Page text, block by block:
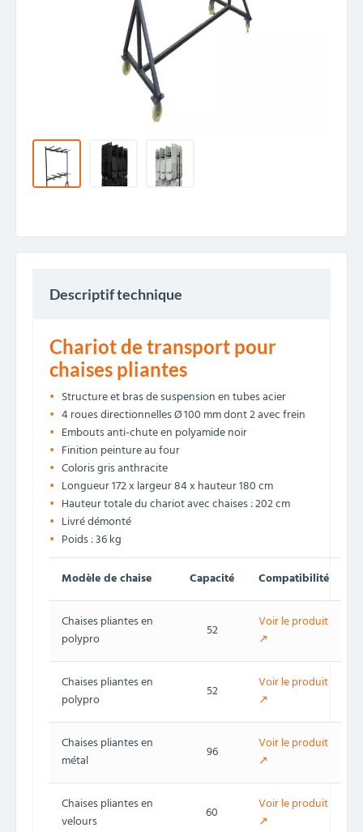
Descriptif technique
Chariot de transport pour
chaises pliantes
Structure et bras de suspension en tubes acier
4 roues directionnelles Ø 100 mm dont 2 avec frein
Embouts anti-chute en polyamide noir
Finition peinture au four
Coloris gris anthracite
Longueur 172 x largeur 84 x hauteur 180 cm
Hauteur totale du chariot avec chaises : 202 cm
Livré démonté
Poids : 36 kg
Modèle de chaise Capacité Compatibilité
Chaises pliantes en
polypro
52
Voir le produit
↗
Chaises pliantes en
polypro
52
Voir le produit
↗
Chaises pliantes en
métal
96
Voir le produit
↗
Chaises pliantes en
velours
60
Voir le produit
↗